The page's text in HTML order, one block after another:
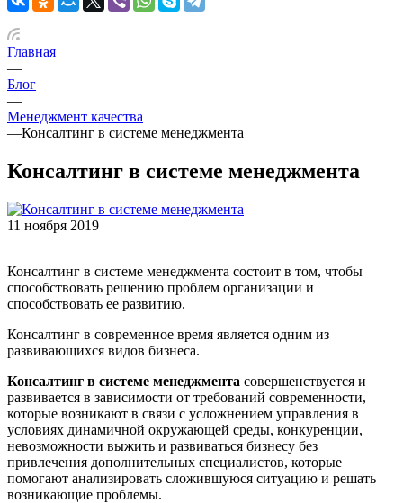
Главная
—
Блог
—
Менеджмент качества
—Консалтинг в системе менеджмента
Консалтинг в системе менеджмента
11 ноября 2019
Консалтинг в системе менеджмента состоит в том, чтобы
способствовать решению проблем организации и
способствовать ее развитию.
Консалтинг в современное время является одним из
развивающихся видов бизнеса.
Консалтинг в системе менеджмента совершенствуется и
развивается в зависимости от требований современности,
которые возникают в связи с усложнением управления в
условиях динамичной окружающей среды, конкуренции,
невозможности выжить и развиваться бизнесу без
привлечения дополнительных специалистов, которые
помогают анализировать сложившуюся ситуацию и решать
возникающие проблемы.